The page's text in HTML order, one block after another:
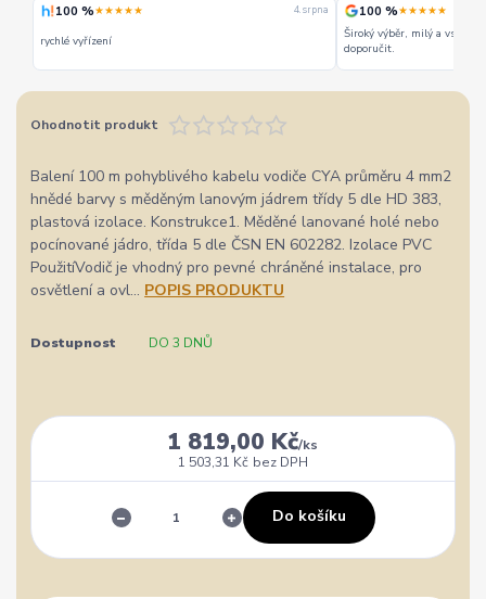
100 %★★★★★ 4. srpna
rychlé vyřízení
100 %★★★★★
Široký výběr, milý a
doporučit.
Ohodnotit produkt
Balení 100 m pohyblivého kabelu vodiče CYA průměru 4 mm2
hnědé barvy s měděným lanovým jádrem třídy 5 dle HD 383,
plastová izolace. Konstrukce1. Měděné lanované holé nebo
pocínované jádro, třída 5 dle ČSN EN 602282. Izolace PVC
PoužitíVodič je vhodný pro pevné chráněné instalace, pro
osvětlení a ovl... POPIS PRODUKTU
Dostupnost DO 3 DNŮ
1 819,00 Kč/ks
1 503,31 Kč bez DPH
Do košíku